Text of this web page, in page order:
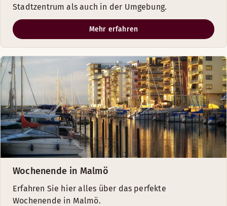
Stadtzentrum als auch in der Umgebung.
Mehr erfahren
Wochenende in Malmö
Erfahren Sie hier alles über das perfekte
Wochenende in Malmö.